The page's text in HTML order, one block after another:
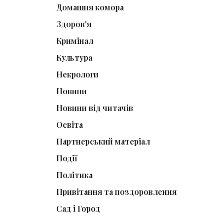
Домашня комора
Здоров'я
Кримінал
Культура
Некрологи
Новини
Новини від читачів
Освіта
Партнерський матеріал
Події
Політика
Привітання та поздоровлення
Сад і Город